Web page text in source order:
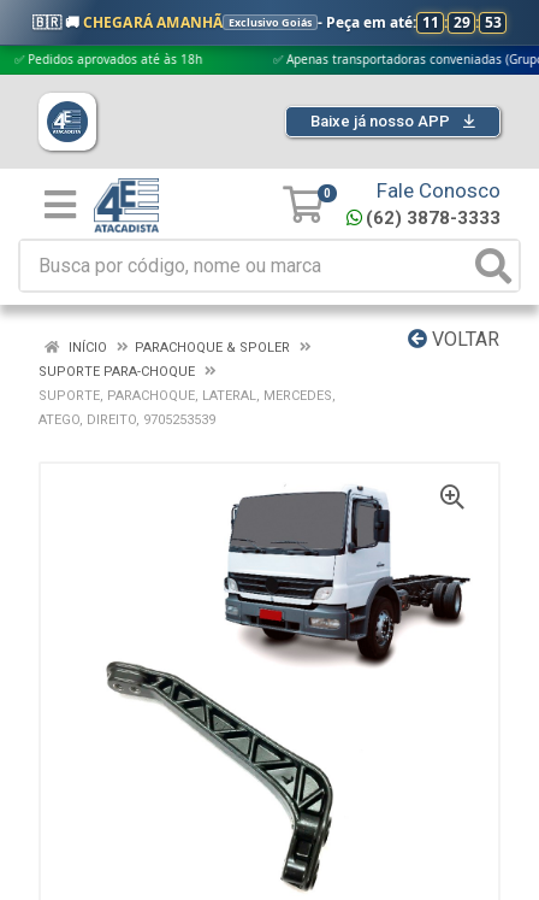
🇧🇷 🚚CHEGARÁ AMANHÃ Exclusivo Goiás - Peça em até: 11 : 29 : 52
aprovados até às 18h ✅ Apenas transportadoras conveniadas (Grupo G5)
Baixe já nosso APP
0 Fale Conosco
(62) 3878-3333
VOLTAR
INÍCIO
PARACHOQUE & SPOLER
SUPORTE PARA-CHOQUE
SUPORTE, PARACHOQUE, LATERAL, MERCEDES,
ATEGO, DIREITO, 9705253539